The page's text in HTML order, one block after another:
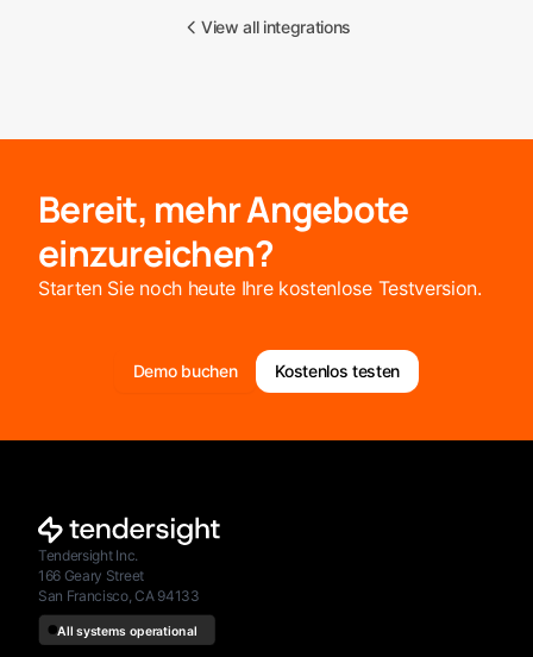
View all integrations
Bereit, mehr Angebote
einzureichen?
Starten Sie noch heute Ihre kostenlose Testversion.
Demo buchen Kostenlos testen
Tendersight Inc.
166 Geary Street
San Francisco, CA 94133